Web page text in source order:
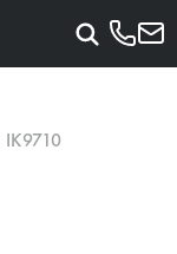
IK9710